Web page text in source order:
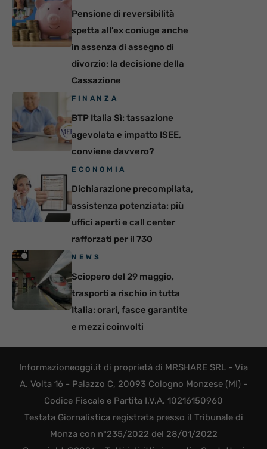
Pensione di reversibilità
spetta all’ex coniuge anche
in assenza di assegno di
divorzio: la decisione della
Cassazione
FINANZA
BTP Italia Sì: tassazione
agevolata e impatto ISEE,
conviene davvero?
ECONOMIA
Dichiarazione precompilata,
assistenza potenziata: più
uffici aperti e call center
rafforzati per il 730
NEWS
Sciopero del 29 maggio,
trasporti a rischio in tutta
Italia: orari, fasce garantite
e mezzi coinvolti
Informazioneoggi.it di proprietà di MRSHARE SRL - Via
A. Volta 16 - Palazzo C, 20093 Cologno Monzese (MI) -
Codice Fiscale e Partita I.V.A. 10216150960
Testata Giornalistica registrata presso il Tribunale di
Monza con n°235/2022 del 28/01/2022